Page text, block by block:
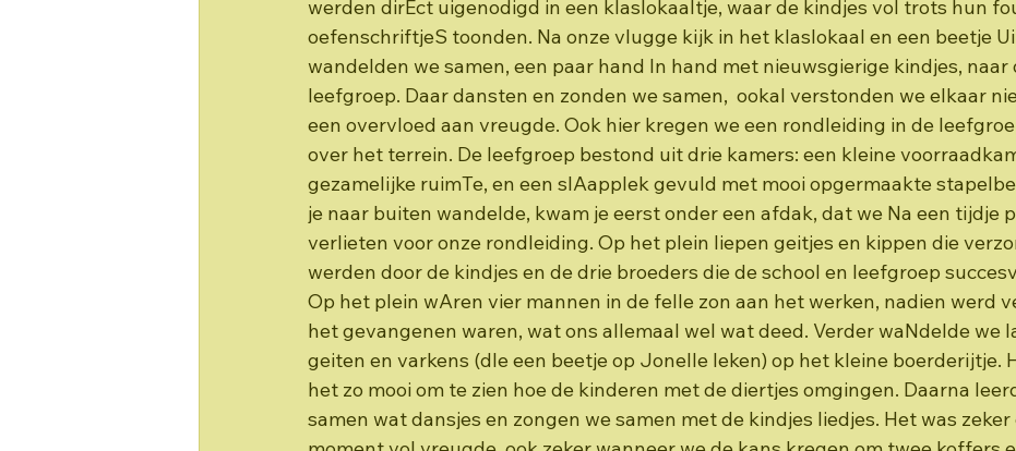
werden dirEct uigenodigd in een klaslokaaltje, waar de kindjes vol trots hun
oefenschriftjeS toonden. Na onze vlugge kijk in het klaslokaal en een beetje
wandelden we samen, een paar hand In hand met nieuwsgierige kindjes, naar
leefgroep. Daar dansten en zonden we samen,  ookal verstonden we elkaar
een overvloed aan vreugde. Ook hier kregen we een rondleiding in de
over het terrein. De leefgroep bestond uit drie kamers: een kleine
gezamelijke ruimTe, en een slAapplek gevuld met mooi opgermaakte
je naar buiten wandelde, kwam je eerst onder een afdak, dat we Na een tijdje
verlieten voor onze rondleiding. Op het plein liepen geitjes en kippen die
werden door de kindjes en de drie broeders die de school en leefgroep
Op het plein wAren vier mannen in de felle zon aan het werken, nadien werd
het gevangenen waren, wat ons allemaal wel wat deed. Verder waNdelde we
geiten en varkens (dIe een beetje op Jonelle leken) op het kleine boerderijtje.
het zo mooi om te zien hoe de kinderen met de diertjes omgingen. Daarna
samen wat dansjes en zongen we samen met de kindjes liedjes. Het was zeker